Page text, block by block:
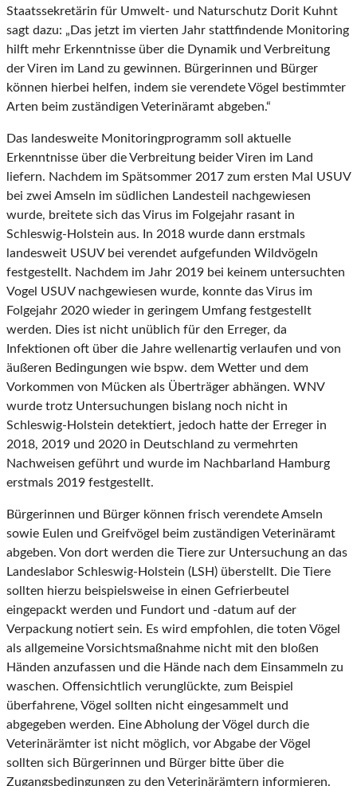
Staatssekretärin für Umwelt- und Naturschutz Dorit Kuhnt
sagt dazu: „Das jetzt im vierten Jahr stattfindende Monitoring
hilft mehr Erkenntnisse über die Dynamik und Verbreitung
der Viren im Land zu gewinnen. Bürgerinnen und Bürger
können hierbei helfen, indem sie verendete Vögel bestimmter
Arten beim zuständigen Veterinäramt abgeben.“
Das landesweite Monitoringprogramm soll aktuelle
Erkenntnisse über die Verbreitung beider Viren im Land
liefern. Nachdem im Spätsommer 2017 zum ersten Mal USUV
bei zwei Amseln im südlichen Landesteil nachgewiesen
wurde, breitete sich das Virus im Folgejahr rasant in
Schleswig-Holstein aus. In 2018 wurde dann erstmals
landesweit USUV bei verendet aufgefunden Wildvögeln
festgestellt. Nachdem im Jahr 2019 bei keinem untersuchten
Vogel USUV nachgewiesen wurde, konnte das Virus im
Folgejahr 2020 wieder in geringem Umfang festgestellt
werden. Dies ist nicht unüblich für den Erreger, da
Infektionen oft über die Jahre wellenartig verlaufen und von
äußeren Bedingungen wie bspw. dem Wetter und dem
Vorkommen von Mücken als Überträger abhängen. WNV
wurde trotz Untersuchungen bislang noch nicht in
Schleswig-Holstein detektiert, jedoch hatte der Erreger in
2018, 2019 und 2020 in Deutschland zu vermehrten
Nachweisen geführt und wurde im Nachbarland Hamburg
erstmals 2019 festgestellt.
Bürgerinnen und Bürger können frisch verendete Amseln
sowie Eulen und Greifvögel beim zuständigen Veterinäramt
abgeben. Von dort werden die Tiere zur Untersuchung an das
Landeslabor Schleswig-Holstein (LSH) überstellt. Die Tiere
sollten hierzu beispielsweise in einen Gefrierbeutel
eingepackt werden und Fundort und -datum auf der
Verpackung notiert sein. Es wird empfohlen, die toten Vögel
als allgemeine Vorsichtsmaßnahme nicht mit den bloßen
Händen anzufassen und die Hände nach dem Einsammeln zu
waschen. Offensichtlich verunglückte, zum Beispiel
überfahrene, Vögel sollten nicht eingesammelt und
abgegeben werden. Eine Abholung der Vögel durch die
Veterinärämter ist nicht möglich, vor Abgabe der Vögel
sollten sich Bürgerinnen und Bürger bitte über die
Zugangsbedingungen zu den Veterinärämtern informieren.